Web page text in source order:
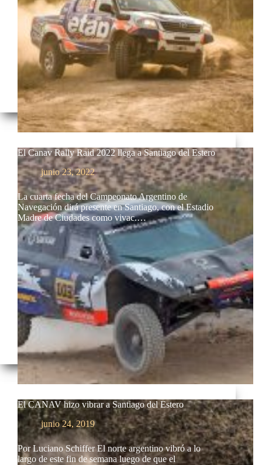
El Canav Rally Raid 2022 llega a Santiago del Estero
junio 23, 2022
La cuarta fecha del Campeonato Argentino de
Navegación dirá presente en Santiago, con el Estadio
Madre de Ciudades como vivac.…
El CANAV hizo vibrar a Santiago del Estero
junio 24, 2019
Por Luciano Schiffer El norte argentino vibró a lo
largo de este fin de semana luego de que el